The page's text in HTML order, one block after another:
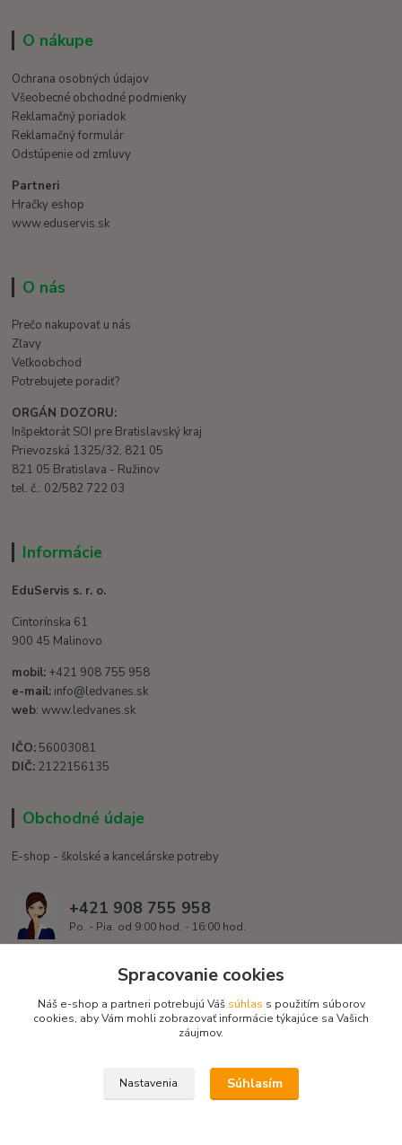
O nákupe
Ochrana osobných údajov
Všeobecné obchodné podmienky
Reklamačný poriadok
Reklamačný formulár
Odstúpenie od zmluvy
Partneri
Hračky eshop
www.eduservis.sk
O nás
Prečo nakupovať u nás
Zľavy
Veľkoobchod
Potrebujete poradiť?
ORGÁN DOZORU:
Inšpektorát SOI pre Bratislavský kraj
Prievozská 1325/32, 821 05
821 05 Bratislava - Ružinov
tel. č.: 02/582 722 03
Informácie
EduServis s. r. o.
Cintorínska 61
900 45 Malinovo
mobil: +421 908 755 958
e-mail: info@ledvanes.sk
web: www.ledvanes.sk
IČO: 56003081
DIČ: 2122156135
Obchodné údaje
E-shop - školské a kancelárske potreby
+421 908 755 958
Po. - Pia. od 9:00 hod. - 16:00 hod.
info@ledvanes.sk
Copyright © 2016 EduServis s. r. o. - Všetky práva vyhradené / Design
Spracovanie cookies
Náš e-shop a partneri potrebujú Váš súhlas s použitím súborov
cookies, aby Vám mohli zobrazovať informácie týkajúce sa Vašich
záujmov.
Nastavenia Súhlasím